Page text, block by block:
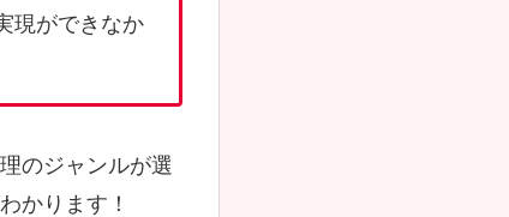
現ができなか
のジャンルが選
かります！